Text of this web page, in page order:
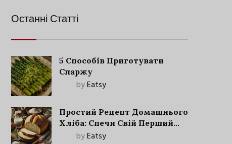
Останні Статті
5 Способів Приготувати
Спаржу
byEatsy
Простий Рецепт Домашнього
Хліба: Спечи Свій Перший
Запашний Хліб!
byEatsy